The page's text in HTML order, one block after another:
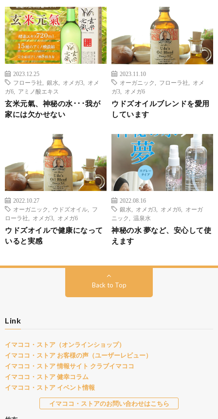
2023.12.25
フローラ社
銀水 オメガ3
オメ
ガ6
アミノ酸エキス
玄米元氣、神秘の水･･･我が
家には欠かせない
2023.11.10
オーガニック
フローラ社
オメ
ガ3
オメガ6
ウドズオイルブレンドを愛用
しています
2022.10.27
オーガニック
ウドズオイル
フ
ローラ社
オメガ3 オメガ6
ウドズオイルで健康になって
いると実感
2022.08.16
銀水
オメガ3 オメガ6
オーガ
ニック
温泉水
神秘の水 夢など、安心して使
えます
Back to Top
Link
イマココ・ストア（オンラインショップ）
イマココ・ストア お客様の声（ユーザーレビュー）
イマココ・ストア 情報サイト クラブイマココ
イマココ・ストア 健幸コラム
イマココ・ストア イベント情報
イマココ・ストアのお問い合わせはこちら